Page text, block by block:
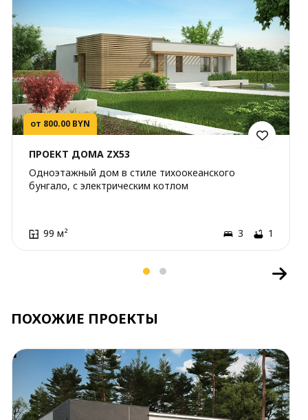
от 800.00 BYN
ПРОЕКТ ДОМА ZX53
Одноэтажный дом в стиле тихоокеанского
бунгало, с электрическим котлом
99 м² 3 1
ПОХОЖИЕ ПРОЕКТЫ